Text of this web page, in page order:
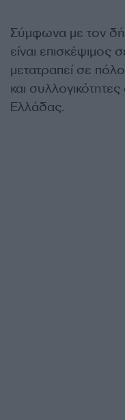
Σύμφωνα με τον
είναι επισκέψιμος
μετατραπεί σε
και
Ελλάδας.